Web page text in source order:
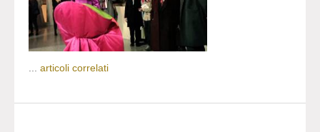
... articoli correlati